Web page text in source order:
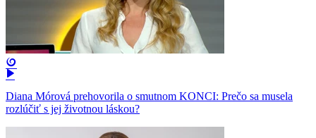
Diana Mórová prehovorila o smutnom KONCI: Prečo sa musela
rozlúčiť s jej životnou láskou?